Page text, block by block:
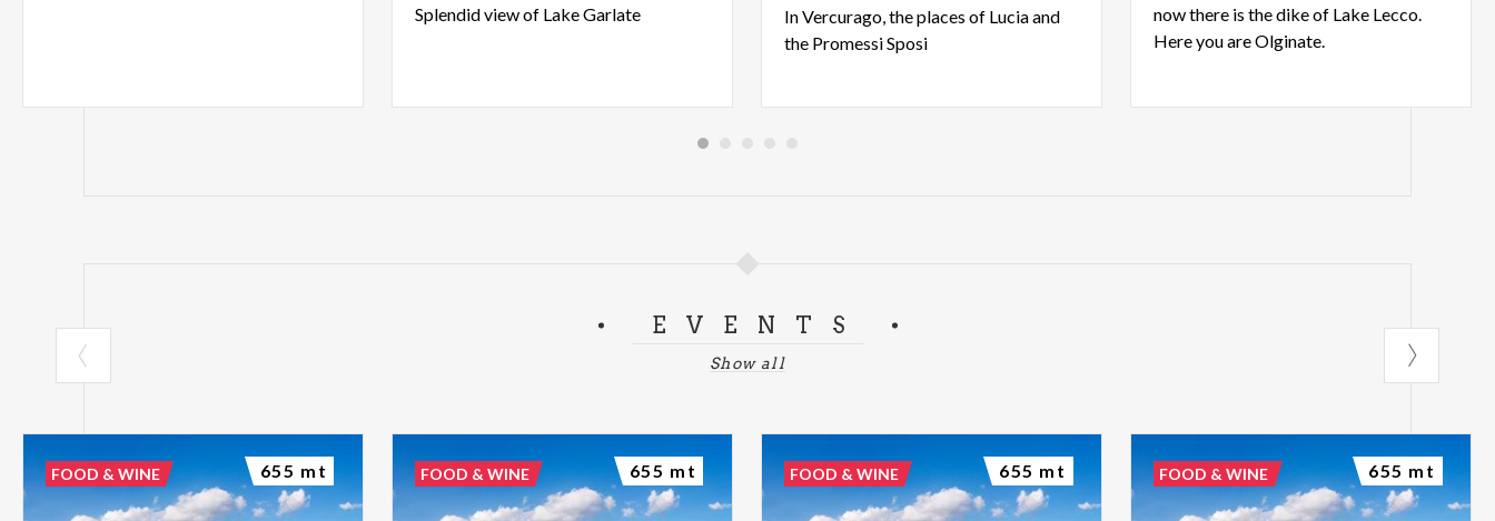
Splendidviewof LakeGarlate InVercurago,theplaces of Luciaand
the PromessiSposi
now there is the dike of Lake Lecco.
Here you are Olginate.
EVENTS
Show all
FOOD & WINE 655 mt FOOD & WINE 655 mt FOOD & WINE 655 mt FOOD & WINE 655 mt